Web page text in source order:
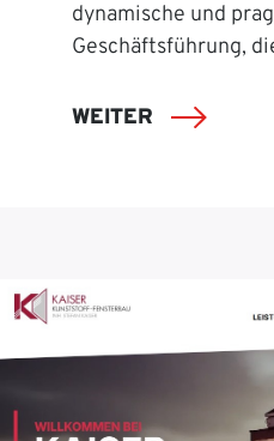
dynamische und
Geschäftsführung,
WEITER